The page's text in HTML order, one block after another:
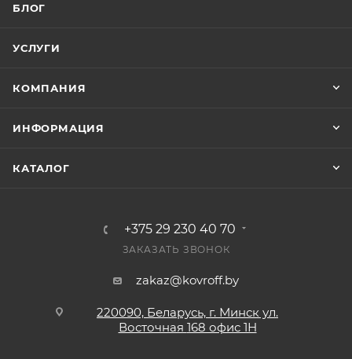
БЛОГ
УСЛУГИ
КОМПАНИЯ
ИНФОРМАЦИЯ
КАТАЛОГ
+375 29 230 40 70
ЗАКАЗАТЬ ЗВОНОК
zakaz@kovroff.by
220090, Беларусь, г. Минск ул.
Восточная 168 офис 1Н